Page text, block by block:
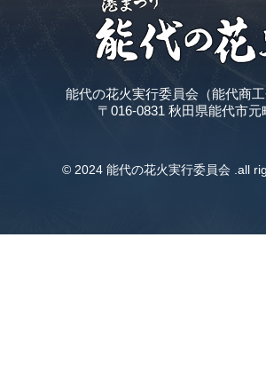
能代の花火実行委員会（能代商工
〒016-0831 秋田県能代市元
© 2024 能代の花火実行委員会 .all